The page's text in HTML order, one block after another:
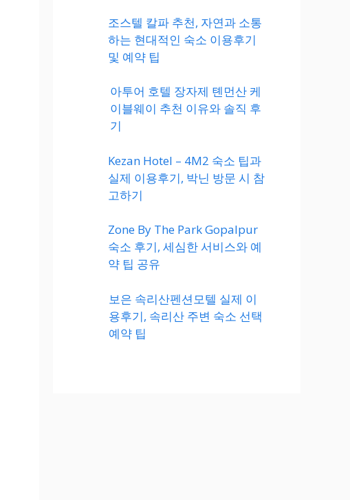
조스텔 칼파 추천, 자연과 소통
하는 현대적인 숙소 이용후기
및 예약 팁
아투어 호텔 장자제 톈먼산 케
이블웨이 추천 이유와 솔직 후
기
Kezan Hotel – 4M2 숙소 팁과
실제 이용후기, 박닌 방문 시 참
고하기
Zone By The Park Gopalpur
숙소 후기, 세심한 서비스와 예
약 팁 공유
보은 속리산펜션모텔 실제 이
용후기, 속리산 주변 숙소 선택
예약 팁